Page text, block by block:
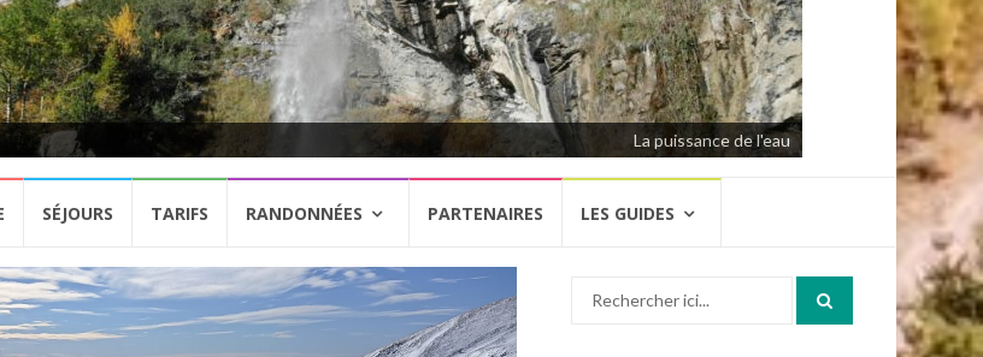
La puissance de l'eau
SÉJOURS TARIFS RANDONNÉES PARTENAIRES LES GUIDES